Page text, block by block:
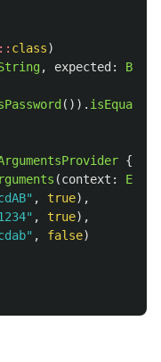
:: class)
, expected :
()). isEqualTo
{
(context :
, true),
, true),
, false)